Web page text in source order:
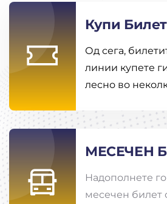
Купи Билет
Од сега,
линии купете
лесно во
МЕСЕЧЕН
Надополнете
месечен билет